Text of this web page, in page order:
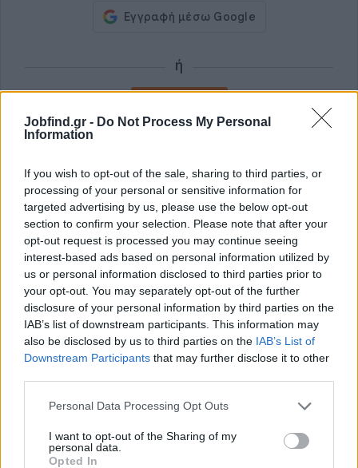
Jobfind.gr - Do Not Process My Personal
Information
If you wish to opt-out of the sale, sharing to third parties, or
processing of your personal or sensitive information for
targeted advertising by us, please use the below opt-out
section to confirm your selection. Please note that after your
opt-out request is processed you may continue seeing
interest-based ads based on personal information utilized by
us or personal information disclosed to third parties prior to
your opt-out. You may separately opt-out of the further
disclosure of your personal information by third parties on the
IAB’s list of downstream participants. This information may
also be disclosed by us to third parties on the IAB’s List of
Downstream Participants that may further disclose it to other
Personal Data Processing Opt Outs
I want to opt-out of the Sharing of my
personal data.
Opted In
ή
έχετε λάβει πλήρη γνώση των εν λόγω όρων.